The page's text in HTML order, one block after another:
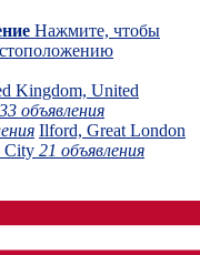
Нажмите, чтобы
Kingdom, United
33 объявления
Ilford, Great London
City 21 объявления